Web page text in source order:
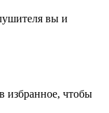
вы и
избранное, чтобы